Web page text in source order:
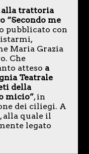
alla trattoria
“Secondo me
pubblicato con
Maria Grazia
Che
atteso a
Teatrale
della
micio”, in
dei ciliegi. A
alla quale il
legato